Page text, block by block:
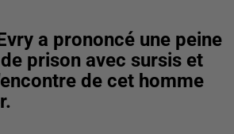
a prononcé une peine
prison avec sursis et
de cet homme